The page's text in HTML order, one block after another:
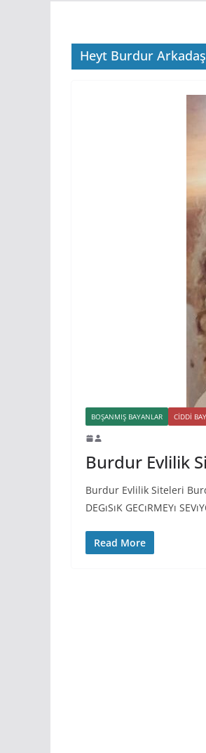
Heyt Burdur
BOŞANMIŞ BAYANLAR CIDDI
Burdur Evlilik
Burdur Evlilik Siteleri
DEGıSıK GECıRMEYı
Read More